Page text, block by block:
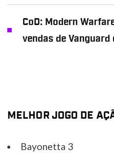
MELHOR JOGO DE
Bayonetta 3
CoD: Modern
vendas de Vanguard